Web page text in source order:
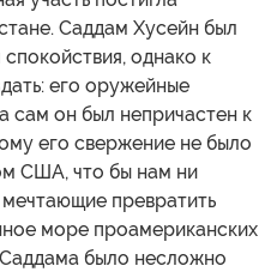
Саддам Хусейн был
однако к
его оружейные
сам он был непричастен к
его свержение не было
США, что бы нам ни
превратить
море проамериканских
было несложно